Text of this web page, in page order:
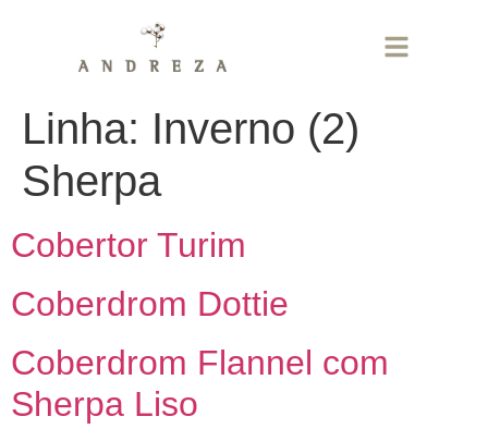
Linha: Inverno (2)
Sherpa
Cobertor Turim
Coberdrom Dottie
Coberdrom Flannel com
Sherpa Liso